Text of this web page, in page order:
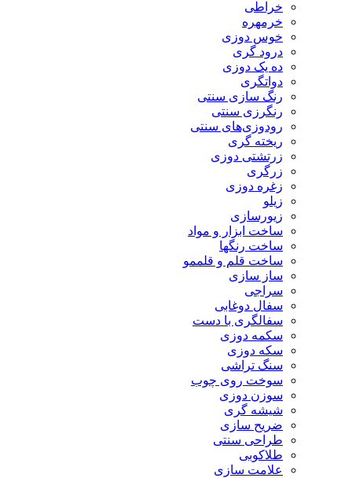
خراطی
خرمهره
خوس دوزی
درود گری
ده یک دوزی
دواتگری
رنگ سازی سنتی
رنگرزی سنتی
رودوزی‌های سنتی
ریخته گری
زرتشتی دوزی
زرگری
زغره دوزی
زیلو
زیورسازی
ساخت ابزار و مواد
ساخت رنگها
ساخت قلم و قلممو
ساز سازی
سراجی
سفال دوغابی
سفالگری با دست
سکمه دوزی
سکه دوزی
سنگ تراشی
سوخت روی چوب
سوزن دوزی
شیشه گری
ضریح سازی
طراحی سنتی
طلاکوبی
علامت سازی